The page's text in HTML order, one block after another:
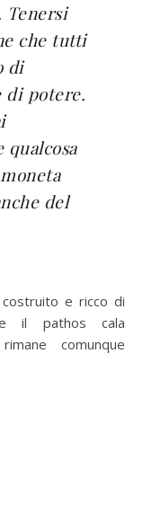
che tutti
di
di potere.
del
e ricco di
il pathos cala
comunque